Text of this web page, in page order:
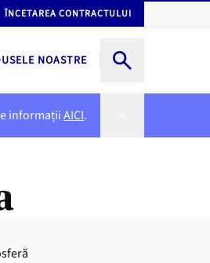
ÎNCETAREA CONTRACTULUI
NOASTRE
informațiiAICI.